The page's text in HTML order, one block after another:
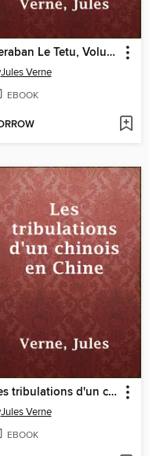
Keraban Le Tetu, Volume II
Jules Verne
EBOOK
Les tribulations d'un chinois en Chine
Jules Verne
EBOOK